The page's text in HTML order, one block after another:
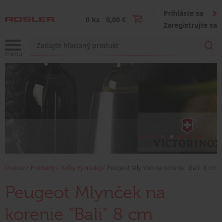
0 ks 0,00 €
Prihláste sa
Zaregistrujte sa
Domov Produkty Veľký Výpredaj
Peugeot Mlynček na
korenie "Bali" 8 cm